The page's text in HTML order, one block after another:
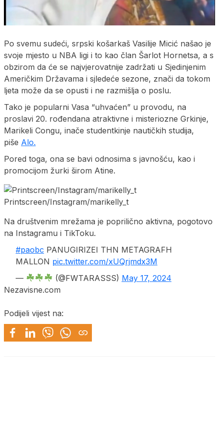
Po svemu sudeći, srpski košarkaš Vasilije Micić našao je
svoje mjesto u NBA ligi i to kao član Šarlot Hornetsa, a s
obzirom da će se najvjerovatnije zadržati u Sjedinjenim
Američkim Državama i sjledeće sezone, znači da tokom
ljeta može da se opusti i ne razmišlja o poslu.
Tako je popularni Vasa “uhvaćen” u provodu, na
proslavi 20. rođendana atraktivne i misteriozne Grkinje,
Marikeli Congu, inače studentkinje nautičkih studija,
piše Alo.
Pored toga, ona se bavi odnosima s javnošću, kao i
promocijom žurki širom Atine.
Printscreen/Instagram/marikelly_t
Na društvenim mrežama je poprilično aktivna, pogotovo
na Instagramu i TikToku.
#paobc PANUGIRIZEI THN METAGRAFH
MALLON pic.twitter.com/xUQrjmdx3M
—
(@FWTARASSS) May 17, 2024
Nezavisne.com
Podijeli vijest na: